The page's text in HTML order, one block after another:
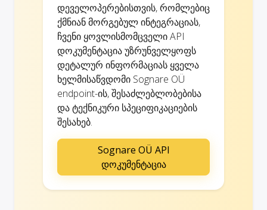
დეველოპერებისთვის, რომლებიც
ქმნიან მორგებულ ინტეგრაციას,
ჩვენი ყოვლისმომცველი API
დოკუმენტაცია უზრუნველყოფს
დეტალურ ინფორმაციას ყველა
ხელმისაწვდომი Sognare OÜ
endpoint-ის, შესაძლებლობებისა
და ტექნიკური სპეციფიკაციების
შესახებ.
Sognare OÜ API
დოკუმენტაცია